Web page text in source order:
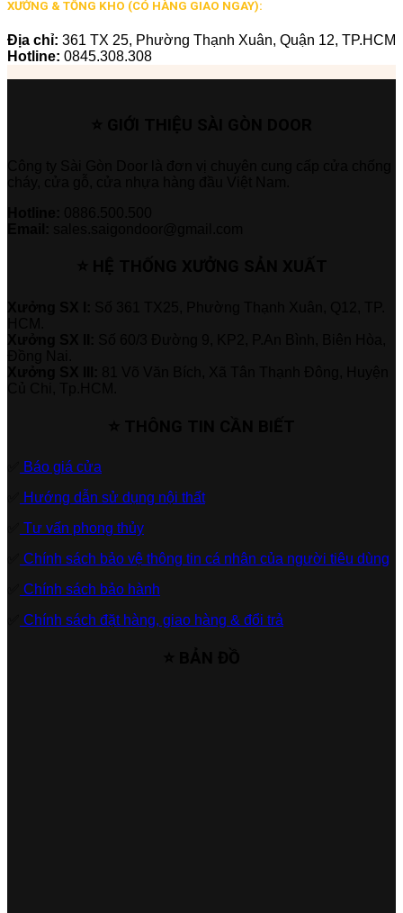
XƯỞNG & TỔNG KHO (CÓ HÀNG GIAO NGAY):
Địa chỉ: 361 TX 25, Phường Thạnh Xuân, Quận 12, TP.HCM
Hotline: 0845.308.308
Báo giá cửa
Hướng dẫn sử dụng nội thất
Tư vấn phong thủy
Chính sách bảo vệ thông tin cá nhân của người tiêu dùng
Chính sách bảo hành
Chính sách đặt hàng, giao hàng & đổi trả